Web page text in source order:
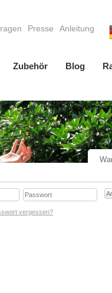
Zubehör Blog
Presse Anleitung
vergessen?